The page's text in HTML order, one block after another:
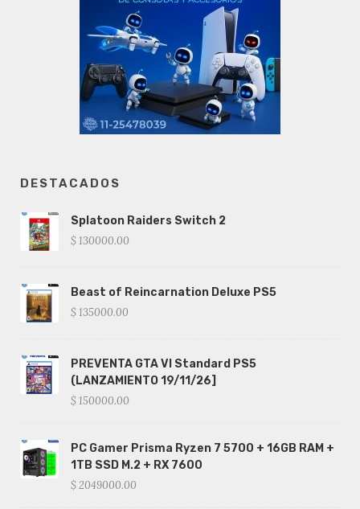
DESTACADOS
Splatoon Raiders Switch 2
$ 130000.00
Beast of Reincarnation Deluxe PS5
$ 135000.00
PREVENTA GTA VI Standard PS5
(LANZAMIENTO 19/11/26]
$ 150000.00
PC Gamer Prisma Ryzen 7 5700 + 16GB RAM +
1TB SSD M.2 + RX 7600
$ 2049000.00